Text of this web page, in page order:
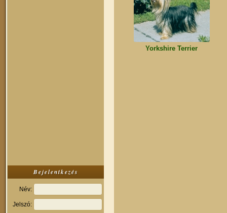
Bejelentkezés
Név:
Jelszó:
Yorkshire Terrier